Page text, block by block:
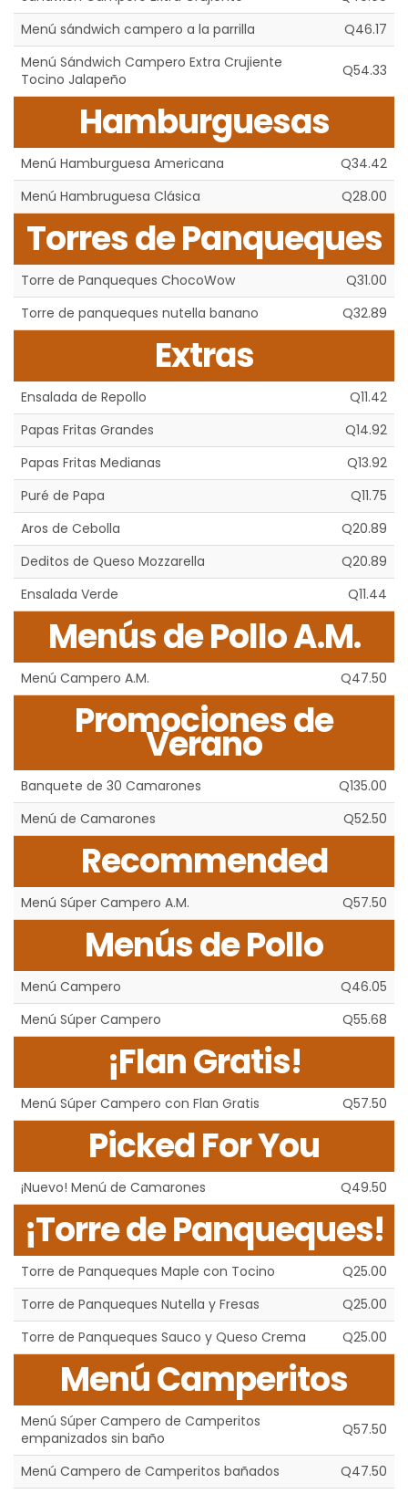
Menú sándwich campero a la parrilla
Q46.17
Menú Sándwich Campero Extra Crujiente
Tocino Jalapeño
Q54.33
Hamburguesas
Menú Hamburguesa Americana
Q34.42
Menú Hambruguesa Clásica
Q28.00
Torres de Panqueques
Torre de Panqueques ChocoWow
Q31.00
Torre de panqueques nutella banano
Q32.89
Extras
Ensalada de Repollo
Q11.42
Papas Fritas Grandes
Q14.92
Papas Fritas Medianas
Q13.92
Puré de Papa
Q11.75
Aros de Cebolla
Q20.89
Deditos de Queso Mozzarella
Q20.89
Ensalada Verde
Q11.44
Menús de Pollo A.M.
Menú Campero A.M. Q47.50
Promociones de
Verano
Banquete de 30 Camarones
Q135.00
Menú de Camarones
Q52.50
Recommended
Menú Súper Campero A.M. Q57.50
Menús de Pollo
Menú Campero
Q46.05
Menú Súper Campero
Q55.68
¡Flan Gratis!
Menú Súper Campero con Flan Gratis Q57.50
Picked For You
¡Nuevo! Menú de Camarones Q49.50
¡Torre de Panqueques!
Torre de Panqueques Maple con Tocino
Q25.00
Torre de Panqueques Nutella y Fresas
Q25.00
Torre de Panqueques Sauco y Queso Crema
Q25.00
Menú Camperitos
Menú Súper Campero de Camperitos
empanizados sin baño
Q57.50
Menú Campero de Camperitos bañados
Q47.50